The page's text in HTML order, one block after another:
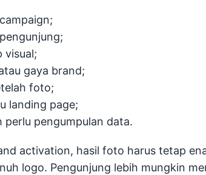
visual;
gaya brand;
foto;
landing page;
perlu pengumpulan data.
activation, hasil foto harus tetap
logo. Pengunjung lebih mungkin